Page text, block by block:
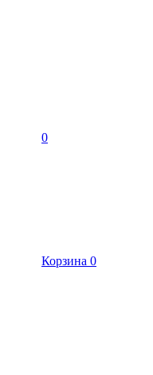
0
Корзина 0